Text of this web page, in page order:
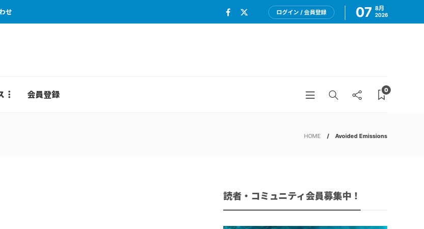
せ ログイン / 会員登録 07 8月
2026
会員登録 0
HOME Avoided Emissions
読者・コミュニティ会員募集中！